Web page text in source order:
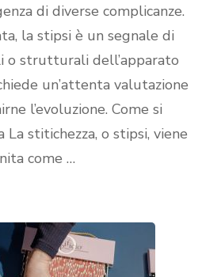
di diverse complicanze.
la stipsi è un segnale di
o strutturali dell’apparato
un’attenta valutazione
l’evoluzione. Come si
La stitichezza, o stipsi, viene
come …